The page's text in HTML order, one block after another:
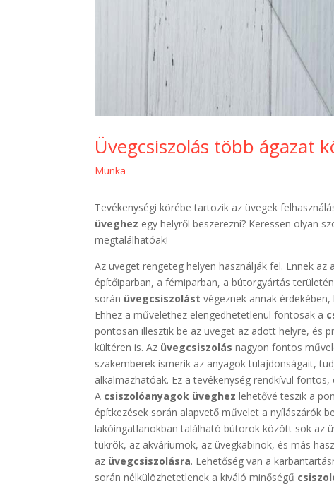
Üvegcsiszolás több ágazat
Munka
Tevékenységi körébe tartozik az üvegek
üveghez egy helyről beszerezni? Keressen olyan
megtalálhatóak!
Az üveget rengeteg helyen használják fel. Ennek
építőiparban, a fémiparban, a bútorgyártás
során üvegcsiszolást végeznek annak
Ehhez a művelethez elengedhetetlenül fontosak a
pontosan illesztik be az üveget az adott helyre, és
kültéren is. Az üvegcsiszolás nagyon fontos
szakemberek ismerik az anyagok tulajdonságait,
alkalmazhatóak. Ez a tevékenység rendkívül
A csiszolóanyagok üveghez lehetővé teszik a
építkezések során alapvető művelet a nyílászárók
lakóingatlanokban található bútorok között sok az
tükrök, az akváriumok, az üvegkabinok, és más
az üvegcsiszolásra. Lehetőség van a
során nélkülözhetetlenek a kiváló minőségű